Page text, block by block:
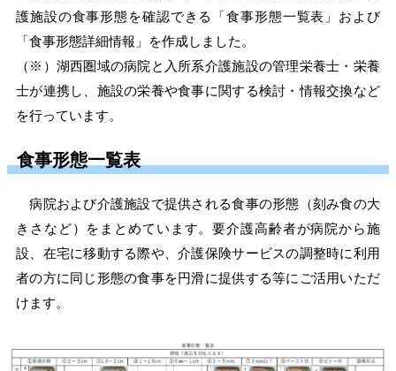
護施設の食事形態を確認できる「食事形態一覧表」および
「食事形態詳細情報」を作成しました。
（※）湖西圏域の病院と入所系介護施設の管理栄養士・栄養
士が連携し、施設の栄養や食事に関する検討・情報交換など
を行っています。
食事形態一覧表
病院および介護施設で提供される食事の形態（刻み食の大
きさなど）をまとめています。要介護高齢者が病院から施
設、在宅に移動する際や、介護保険サービスの調整時に利用
者の方に同じ形態の食事を円滑に提供する等にご活用いただ
けます。